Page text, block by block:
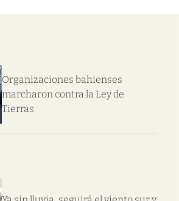
Organizaciones bahienses
marcharon contra la Ley de
Tierras